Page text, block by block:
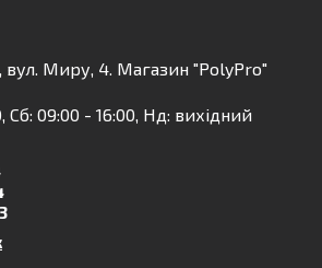
вул. Миру, 4. Магазин "PolyPro"
Сб: 09:00 - 16:00, Нд: вихідний